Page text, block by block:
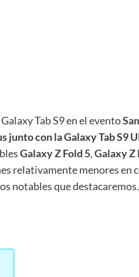
Tab S9 en el evento
junto con la Galaxy Tab S9
Galaxy Z Fold 5,Galaxy Z
relativamente menores en
notables que destacaremos.